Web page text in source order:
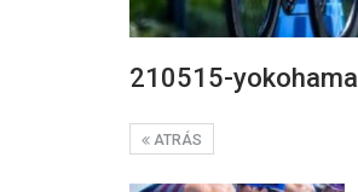
210515-
ATRÁS